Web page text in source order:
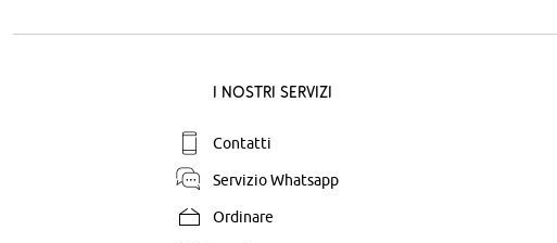
I nostri servizi
Contatti
Servizio Whatsapp
Ordinare